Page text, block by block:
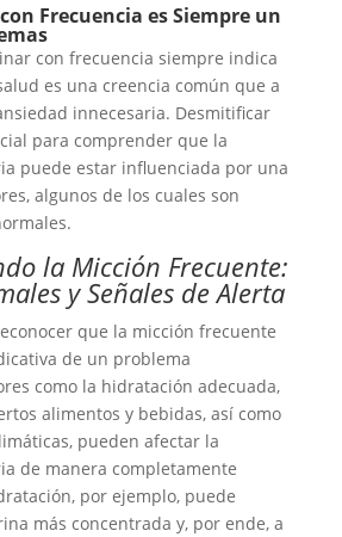
Frecuencia es Siempre un
con frecuencia siempre indica
es una creencia común que a
innecesaria. Desmitificar
para comprender que la
puede estar influenciada por una
algunos de los cuales son
la Micción Frecuente:
y Señales de Alerta
que la micción frecuente
de un problema
como la hidratación adecuada,
alimentos y bebidas, así como
pueden afectar la
de manera completamente
por ejemplo, puede
más concentrada y, por ende, a